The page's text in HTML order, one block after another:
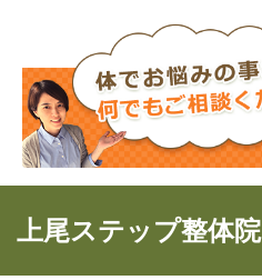
上尾ステップ整体院